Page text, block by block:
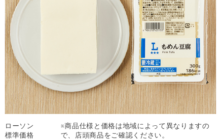
ローソン
標準価格
※商品仕様と価格は地域によって異なりますの
で、店頭商品をご確認ください。